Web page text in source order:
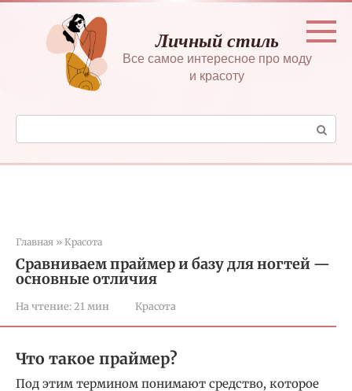
Перейти
контенту
Личный стиль
Все самое интересное про моду
и красоту
Поиск:
Главная » Красота
Сравниваем праймер и базу для ногтей —
основные отличия
На чтение: 21 мин Красота
Что такое праймер?
Под этим термином понимают средство, которое